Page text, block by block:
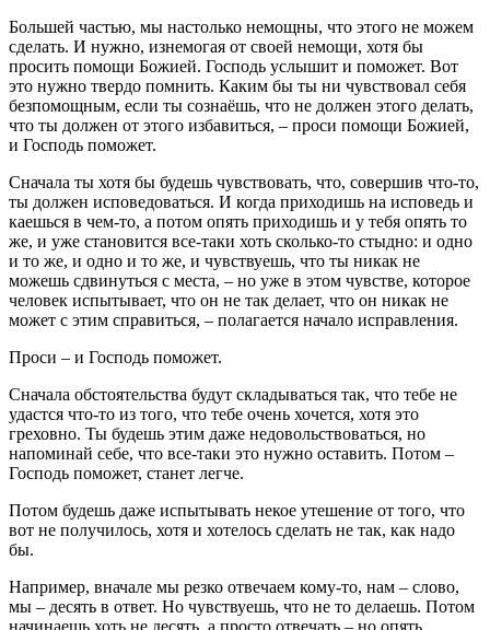
Большей частью, мы настолько немощны, что этого не можем
сделать. И нужно, изнемогая от своей немощи, хотя бы
просить помощи Божией. Господь услышит и поможет. Вот
это нужно твердо помнить. Каким бы ты ни чувствовал себя
безпомощным, если ты сознаёшь, что не должен этого делать,
что ты должен от этого избавиться, – проси помощи Божией,
и Господь поможет.
Сначала ты хотя бы будешь чувствовать, что, совершив что-то,
ты должен исповедоваться. И когда приходишь на исповедь и
каешься в чем-то, а потом опять приходишь и у тебя опять то
же, и уже становится все-таки хоть сколько-то стыдно: и одно
и то же, и одно и то же, и чувствуешь, что ты никак не
можешь сдвинуться с места, – но уже в этом чувстве, которое
человек испытывает, что он не так делает, что он никак не
может с этим справиться, – полагается начало исправления.
Проси – и Господь поможет.
Сначала обстоятельства будут складываться так, что тебе не
удастся что-то из того, что тебе очень хочется, хотя это
греховно. Ты будешь этим даже недовольствоваться, но
напоминай себе, что все-таки это нужно оставить. Потом –
Господь поможет, станет легче.
Потом будешь даже испытывать некое утешение от того, что
вот не получилось, хотя и хотелось сделать не так, как надо
бы.
Например, вначале мы резко отвечаем кому-то, нам – слово,
мы – десять в ответ. Но чувствуешь, что не то делаешь. Потом
начинаешь хоть не десять, а просто отвечать – но опять